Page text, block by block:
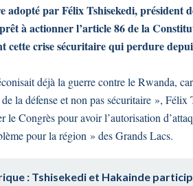
par Félix Tshisekedi, président
à actionner l’article 86 de la
crise sécuritaire qui perdure
déjà la guerre contre le Rwanda,
la défense et non pas sécuritaire »,
Congrès pour avoir l’autorisation
pour la région » des Grands Lacs.
: Tshisekedi et Hakainde